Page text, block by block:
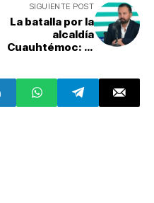
SIGUIENTE POST
La batalla por la
alcaldía
Cuauhtémoc: el
contienda
interna de
Morena por la